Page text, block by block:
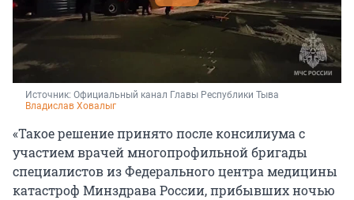
Источник:
Владислав Ховалыг
«Такое решение принято после консилиума с
участием врачей многопрофильной бригады
специалистов из Федерального центра медицины
катастроф Минздрава России, прибывших ночью